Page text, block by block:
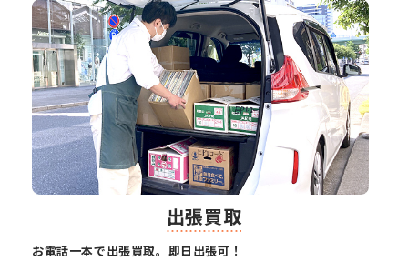
出張買取
お電話一本で出張買取。即日出張可！